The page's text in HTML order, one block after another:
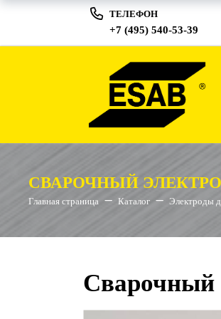
ТЕЛЕФОН
+7 (495) 540-53-39
СВАРОЧНЫЙ
Главная страница Каталог Электроды
Сварочный